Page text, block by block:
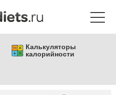
Калькуляторы
калорийности